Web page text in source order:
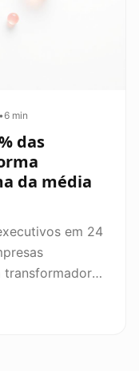
6 min
das
da média
em 24
transformadora
quem colhe